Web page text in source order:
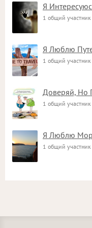
Я
1 общий участник
Я Люблю
1 общий участник
Доверяй, Но
1 общий участник
Я Люблю
1 общий участник